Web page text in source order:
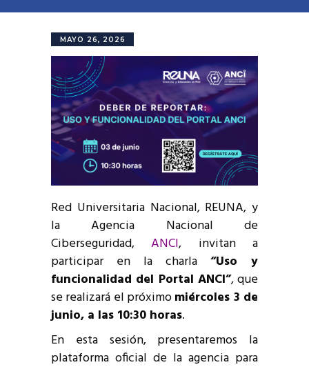
MAYO 26, 2026
Red Universitaria Nacional, REUNA, y
la Agencia Nacional de
Ciberseguridad,ANCI, invitan a
participar en la charla “Uso y
funcionalidad del Portal ANCI”, que
se realizará el próximomiércoles 3 de
junio, a las 10:30 horas.
En esta sesión, presentaremos la
plataforma oficial de la agencia para